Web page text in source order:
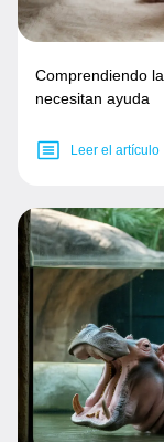
Comprendiendo
necesitan ayuda
Leer el artículo